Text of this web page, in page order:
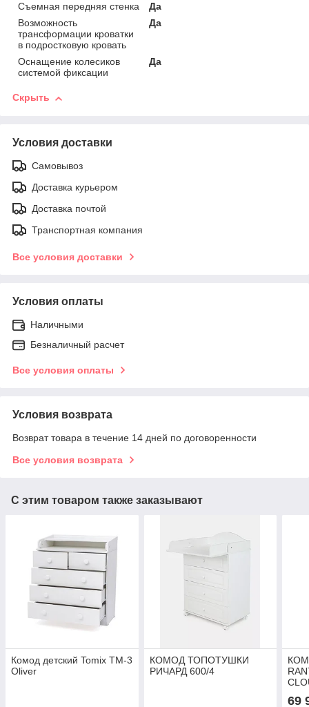
Съемная передняя стенка
Да
Возможность
трансформации кроватки
в подростковую кровать
Да
Оснащение колесиков
системой фиксации
Да
Скрыть
Условия доставки
Самовывоз
Доставка курьером
Доставка почтой
Транспортная компания
Все условия доставки
Условия оплаты
Наличными
Безналичный расчет
Все условия оплаты
Условия возврата
Возврат товара в течение 14 дней по договоренности
Все условия возврата
С этим товаром также заказывают
Комод детский Tomix TM-3
Oliver
КОМОД ТОПОТУШКИ
РИЧАРД 600/4
69